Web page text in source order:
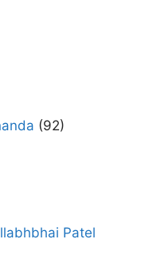
(92)
Patel